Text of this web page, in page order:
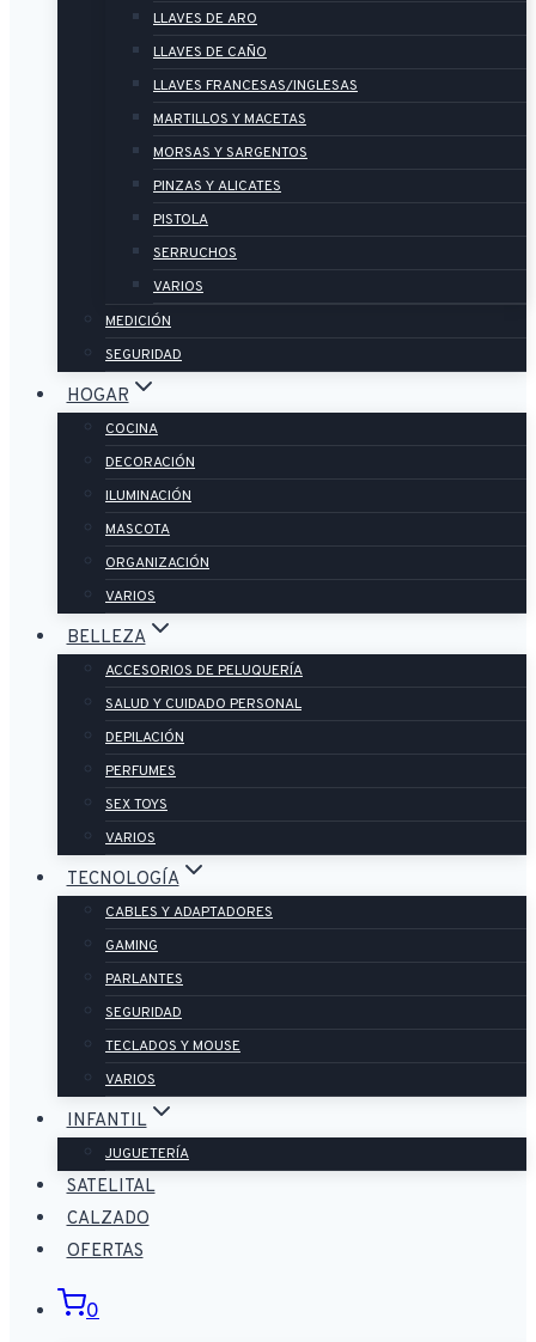
LLAVES DE ARO
LLAVES DE CAÑO
LLAVES FRANCESAS/INGLESAS
MARTILLOS Y MACETAS
MORSAS Y SARGENTOS
PINZAS Y ALICATES
PISTOLA
SERRUCHOS
VARIOS
MEDICIÓN
SEGURIDAD
HOGAR
COCINA
DECORACIÓN
ILUMINACIÓN
MASCOTA
ORGANIZACIÓN
VARIOS
BELLEZA
ACCESORIOS DE PELUQUERÍA
SALUD Y CUIDADO PERSONAL
DEPILACIÓN
PERFUMES
SEX TOYS
VARIOS
TECNOLOGÍA
CABLES Y ADAPTADORES
GAMING
PARLANTES
SEGURIDAD
TECLADOS Y MOUSE
VARIOS
INFANTIL
JUGUETERÍA
SATELITAL
CALZADO
OFERTAS
0